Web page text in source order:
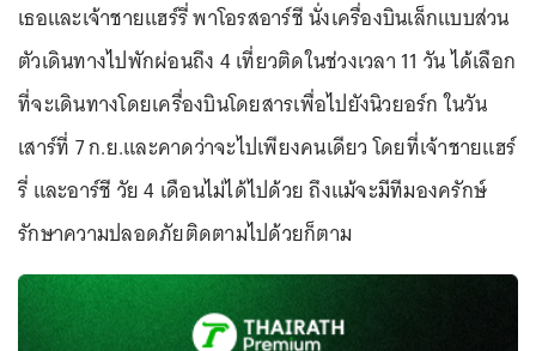
เธอและเจ้าชายแฮร์รี่ พาโอรสอาร์ชี นั่งเครื่องบินเล็กแบบส่วน
ตัวเดินทางไปพักผ่อนถึง 4 เที่ยวติดในช่วงเวลา 11 วัน ได้เลือก
ที่จะเดินทางโดยเครื่องบินโดยสารเพื่อไปยังนิวยอร์ก ในวัน
เสาร์ที่ 7 ก.ย.และคาดว่าจะไปเพียงคนเดียว โดยที่เจ้าชายแฮร์
รี่ และอาร์ชี วัย 4 เดือนไม่ได้ไปด้วย ถึงแม้จะมีทีมองครักษ์
รักษาความปลอดภัยติดตามไปด้วยก็ตาม